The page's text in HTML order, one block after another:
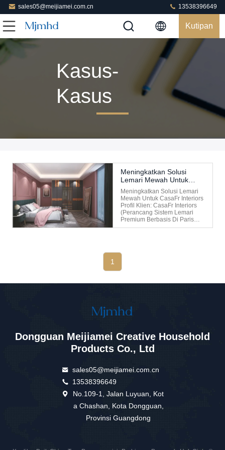
sales05@meijiamei.com.cn 13538396649
Kutipan
Kasus-
Kasus
Meningkatkan Solusi
Lemari Mewah Untuk
Interior CasaBell
Meningkatkan Solusi Lemari
Mewah Untuk CasaFr Interiors​​
​​Profil Klien:​​ CasaFr Interiors
(perancang Sistem Lemari
Premium Berbasis Di Paris
Yang Melayani Proyek
Pakaian Walk-In Bergaya Italia
Tiga ...
1
Dongguan Meijiamei Creative Household
Products Co., Ltd
sales05@meijiamei.com.cn
13538396649
No.109-1, Jalan Luyuan, Kot
a Chashan, Kota Dongguan,
Provinsi Guangdong